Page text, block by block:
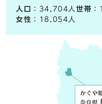
人口
：34,704人世帯
女性 ：18,054人